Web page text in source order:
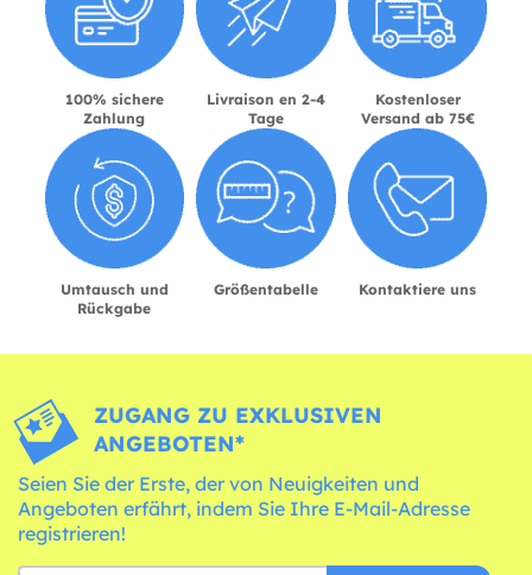
100% sichere
Zahlung
Livraison en 2-4
Tage
Kostenloser
Versand ab 75€
Umtausch und
Rückgabe
Größentabelle Kontaktiere uns
ZUGANG ZU EXKLUSIVEN
ANGEBOTEN*
Seien Sie der Erste, der von Neuigkeiten und
Angeboten erfährt, indem Sie Ihre E-Mail-Adresse
registrieren!